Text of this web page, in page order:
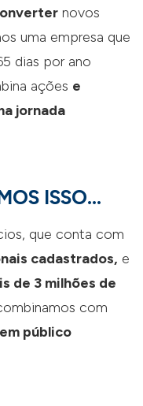
novos
uma empresa que
dias por ano
ações e
jornada
ISSO...
que conta com
cadastrados, e
de 3 milhões de
com
público